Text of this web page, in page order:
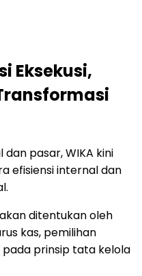
Eksekusi,
pasar, WIKA kini
efisiensi internal dan
ditentukan oleh
kas, pemilihan
prinsip tata kelola